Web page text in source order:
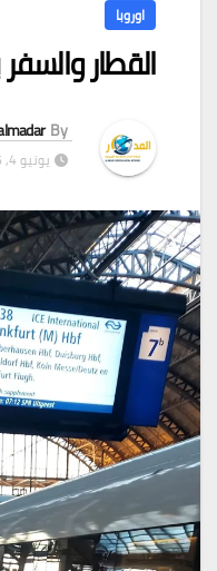
اوروبا
القطار
By
يونيو 4, 2026